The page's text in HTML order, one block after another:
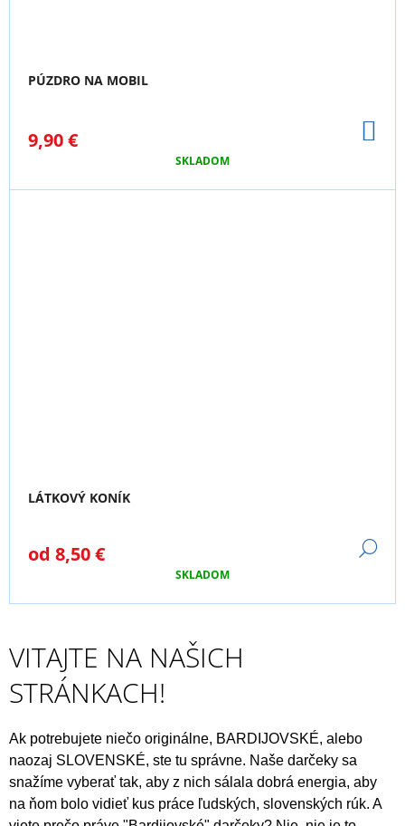
PÚZDRO NA MOBIL
9,90 €
SKLADOM
LÁTKOVÝ KONÍK
od 8,50 €
SKLADOM
VITAJTE NA NAŠICH
STRÁNKACH!
Ak potrebujete niečo originálne, BARDIJOVSKÉ, alebo
naozaj SLOVENSKÉ, ste tu správne. Naše darčeky sa
snažíme vyberať tak, aby z nich sálala dobrá energia, aby
na ňom bolo vidieť kus práce ľudských, slovenských rúk. A